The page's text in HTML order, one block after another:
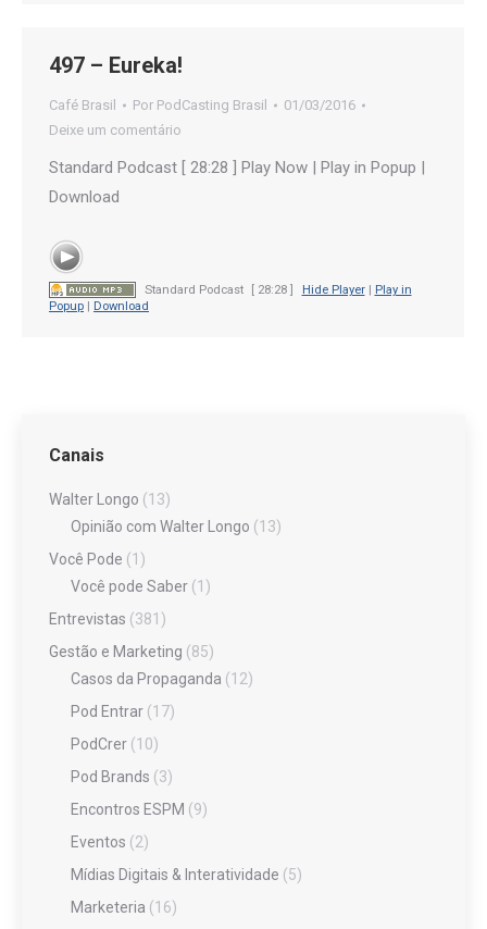
497 – Eureka!
Café Brasil Por PodCasting Brasil
01/03/2016
Deixe um comentário
Standard Podcast [ 28:28 ] Play Now | Play in Popup |
Download
Standard Podcast [ 28:28 ] Hide Player| Play in
Popup
Download
Canais
Walter Longo (13)
Opinião com Walter Longo (13)
Você Pode (1)
Você pode Saber (1)
Entrevistas (381)
Gestão e Marketing (85)
Casos da Propaganda (12)
Pod Entrar (17)
PodCrer (10)
Pod Brands (3)
Encontros ESPM (9)
Eventos (2)
Mídias Digitais & Interatividade (5)
Marketeria (16)